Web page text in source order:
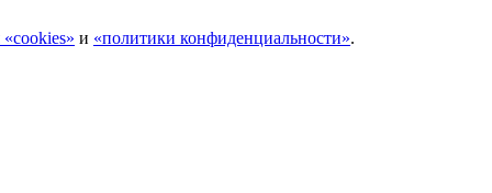
и «политики конфиденциальности».